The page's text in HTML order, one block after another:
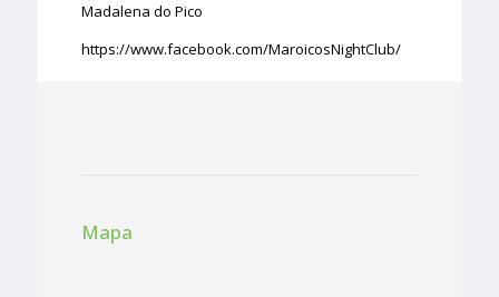
Madalena do Pico
https://www.facebook.com/MaroicosNightClub/
Mapa